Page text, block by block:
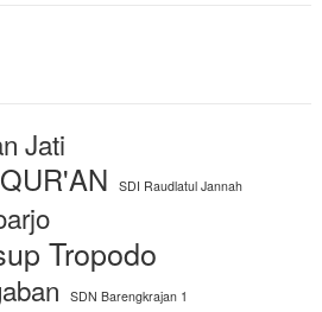
Jati
SDI Raudlatul Jannah
Tropodo
SDN Barengkrajan 1